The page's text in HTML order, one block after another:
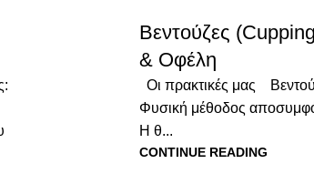
Βεντούζες
& Οφέλη
Οι πρακτικές μας
Φυσική μέθοδος
Η θ...
CONTINUE READING